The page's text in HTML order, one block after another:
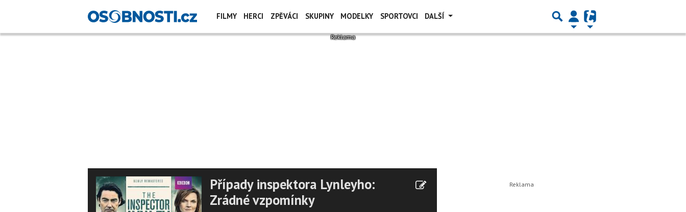
FILMY HERCI ZPĚVÁCI SKUPINY MODELKY SPORTOVCI DALŠÍ
Případy inspektora Lynleyho:
Zrádné vzpomínky